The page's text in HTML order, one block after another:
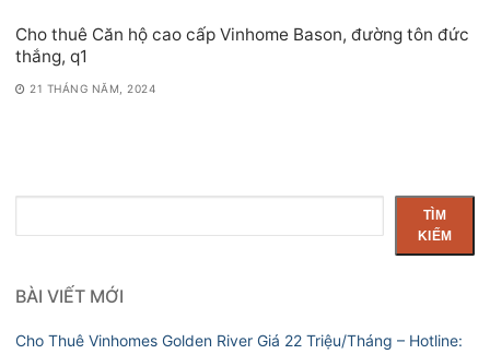
Cho thuê Căn hộ cao cấp Vinhome Bason, đường tôn đức
thắng, q1
21 THÁNG NĂM, 2024
kiếm
TÌM
KIẾM
BÀI VIẾT MỚI
Cho Thuê Vinhomes Golden River Giá 22 Triệu/Tháng – Hotline: